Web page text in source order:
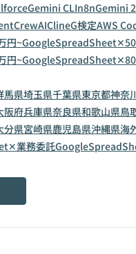
Gemini CLIn8nGemini
CrewAIClineG検定AWS
円~
円~
馬県埼玉県千葉県東京都神奈
阪府兵庫県奈良県和歌山県鳥
分県宮崎県鹿児島県沖縄県海
業務委託